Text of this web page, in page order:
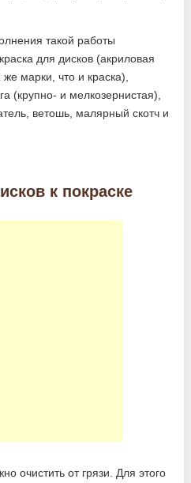
такой работы
для дисков (акриловая
марки, что и краска),
(крупно- и мелкозернистая),
ветошь, малярный скотч и
к покраске
очистить от грязи. Для этого